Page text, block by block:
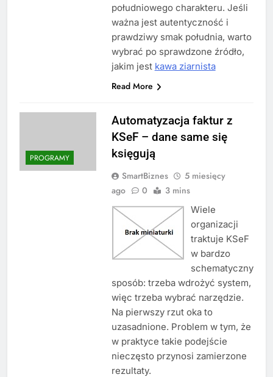
południowego charakteru. Jeśli
ważna jest autentyczność i
prawdziwy smak południa, warto
wybrać po sprawdzone źródło,
jakim jest kawa ziarnista
Read More
PROGRAMY
Automatyzacja faktur z
KSeF – dane same się
księgują
SmartBiznes
5 miesięcy
ago
0 3 mins
Wiele
organizacji
traktuje KSeF
w bardzo
schematyczny
sposób: trzeba wdrożyć system,
więc trzeba wybrać narzędzie.
Na pierwszy rzut oka to
uzasadnione. Problem w tym, że
w praktyce takie podejście
nieczęsto przynosi zamierzone
rezultaty.